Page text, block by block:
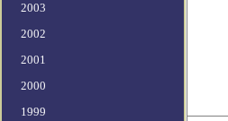
2003
2002
2001
2000
1999